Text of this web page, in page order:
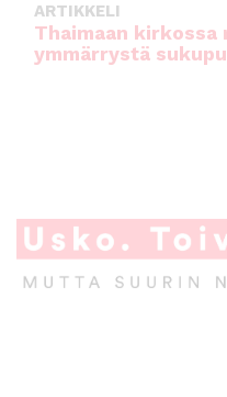
ARTIKKELI
Thaimaan kirkossa
ymmärrystä